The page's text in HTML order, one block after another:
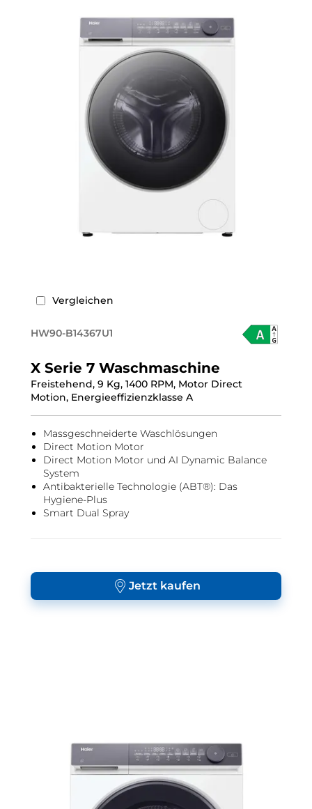
Vergleichen
HW90-B14367U1
X Serie 7 Waschmaschine
Freistehend, 9 Kg, 1400 RPM, Motor Direct
Motion, Energieeffizienzklasse A
Massgeschneiderte Waschlösungen
Direct Motion Motor
Direct Motion Motor und AI Dynamic Balance
System
Antibakterielle Technologie (ABT®): Das
Hygiene-Plus
Smart Dual Spray
Jetzt kaufen